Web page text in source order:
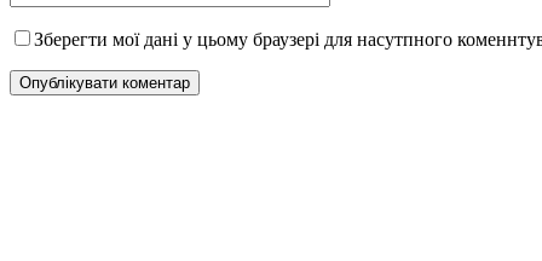
Зберегти мої дані у цьому браузері для насутпного